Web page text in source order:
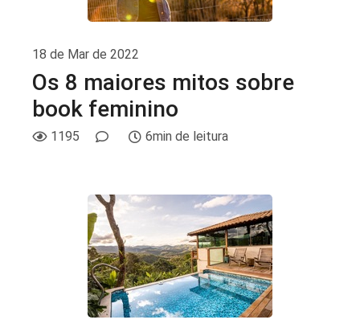
18 de Mar de 2022
Os 8 maiores mitos sobre
book feminino
1195 6min de leitura